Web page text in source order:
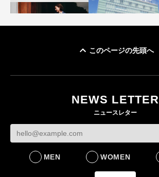
ケットなど7型を発売
FASHION
FASHION
このページの先頭へ
NEWS LETTER
ニュースレター
MEN WOMEN